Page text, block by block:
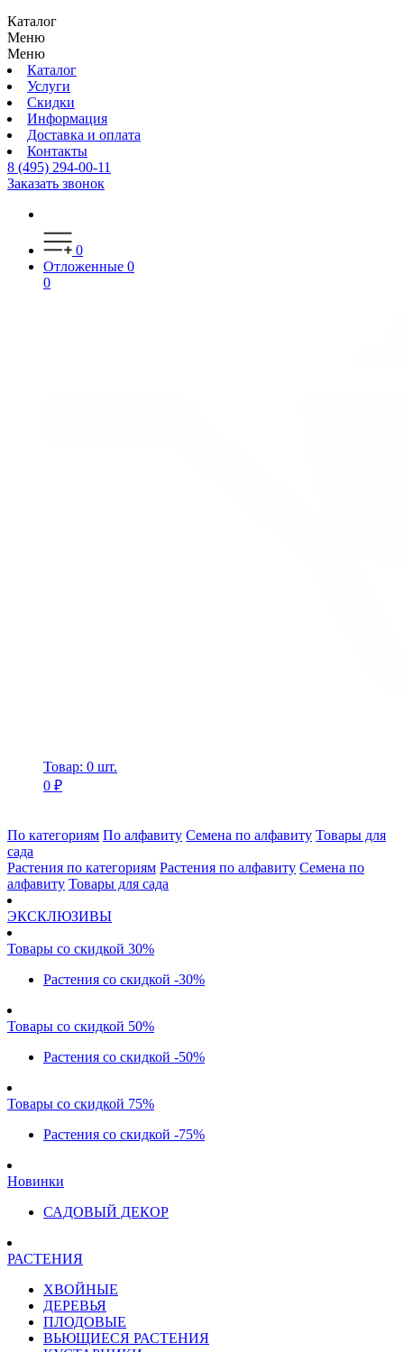
Каталог
Меню
Меню
Каталог
Услуги
Скидки
Информация
Доставка и оплата
Контакты
8 (495) 294-00-11
Заказать звонок
0
Отложенные 0
0
Товар: 0 шт.
0 ₽
По категориям По алфавиту Семена по алфавиту Товары для
сада
Растения по категориям Растения по алфавиту Семена по
алфавиту Товары для сада
ЭКСКЛЮЗИВЫ
Товары со скидкой 30%
Растения со скидкой -30%
Товары со скидкой 50%
Растения со скидкой -50%
Товары со скидкой 75%
Растения со скидкой -75%
Новинки
САДОВЫЙ ДЕКОР
РАСТЕНИЯ
ХВОЙНЫЕ
ДЕРЕВЬЯ
ПЛОДОВЫЕ
ВЬЮЩИЕСЯ РАСТЕНИЯ